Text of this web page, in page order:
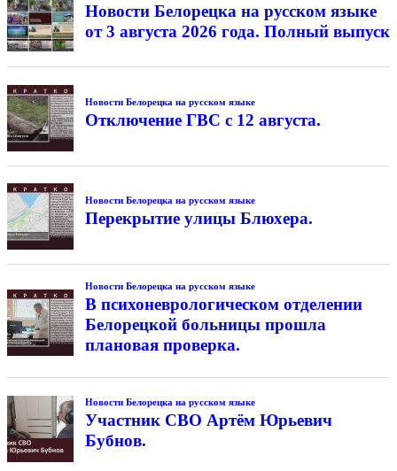
Новости Белорецка на русском языке
от 3 августа 2026 года. Полный выпуск
Новости Белорецка на русском языке
Отключение ГВС с 12 августа.
Новости Белорецка на русском языке
Перекрытие улицы Блюхера.
Новости Белорецка на русском языке
В психоневрологическом отделении
Белорецкой больницы прошла
плановая проверка.
Новости Белорецка на русском языке
Участник СВО Артём Юрьевич
Бубнов.